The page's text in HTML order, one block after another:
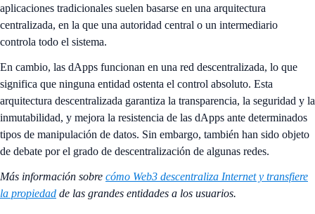
aplicaciones tradicionales suelen basarse en una arquitectura
centralizada, en la que una autoridad central o un intermediario
controla todo el sistema.
En cambio, las dApps funcionan en una red descentralizada, lo que
significa que ninguna entidad ostenta el control absoluto. Esta
arquitectura descentralizada garantiza la transparencia, la seguridad y la
inmutabilidad, y mejora la resistencia de las dApps ante determinados
tipos de manipulación de datos. Sin embargo, también han sido objeto
de debate por el grado de descentralización de algunas redes.
Más información sobre cómo Web3 descentraliza Internet y transfiere
la propiedad de las grandes entidades a los usuarios.